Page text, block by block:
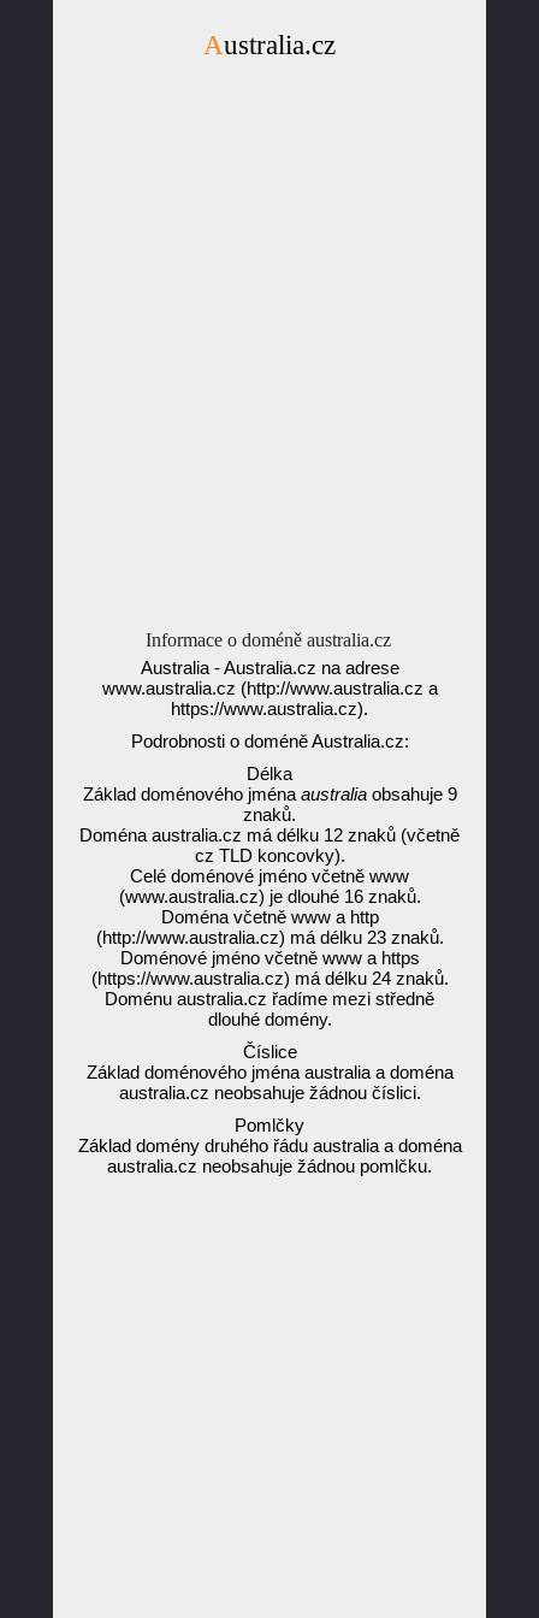
Australia.cz
Informace o doméně australia.cz
Australia - Australia.cz na adrese
www.australia.cz (http://www.australia.cz a
https://www.australia.cz).
Podrobnosti o doméně Australia.cz:
Délka
Základ doménového jména australiaobsahuje 9
znaků.
Doména australia.cz má délku 12 znaků (včetně
cz TLD koncovky).
Celé doménové jméno včetně www
(www.australia.cz) je dlouhé 16 znaků.
Doména včetně www a http
(http://www.australia.cz) má délku 23 znaků.
Doménové jméno včetně www a https
(https://www.australia.cz) má délku 24 znaků.
Doménu australia.cz řadíme mezi středně
dlouhé domény.
Číslice
Základ doménového jména australia a doména
australia.cz neobsahuje žádnou číslici.
Pomlčky
Základ domény druhého řádu australia a doména
australia.cz neobsahuje žádnou pomlčku.